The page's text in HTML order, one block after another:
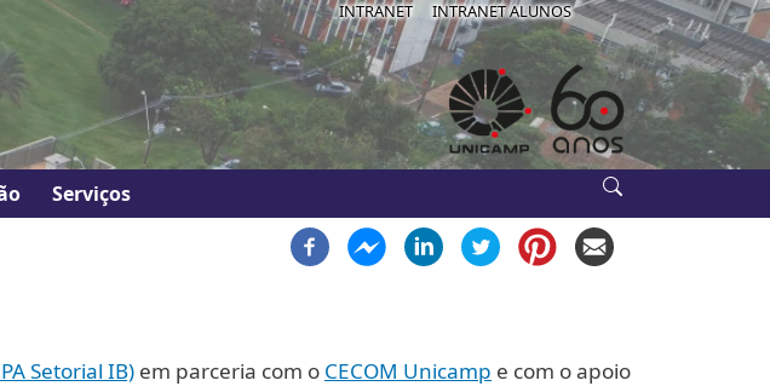
IB-
INTRANET INTRANET ALUNOS
Serviços
Setorial IB) em parceria com o CECOM Unicamp e com o apoio